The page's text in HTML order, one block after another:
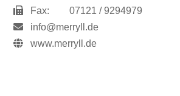
Fax:
07121 / 9294979
info@merryll.de
www.merryll.de